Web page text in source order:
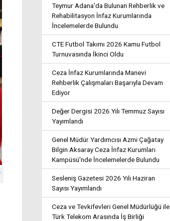
Teymur Adana'da Bulunan Rehberlik ve
Rehabilitasyon İnfaz Kurumlarında
İncelemelerde Bulundu
CTE Futbol Takımı 2026 Kamu Futbol
Turnuvasında İkinci Oldu
Ceza İnfaz Kurumlarında Manevi
Rehberlik Çalışmaları Başarıyla Devam
Ediyor
Değer Dergisi 2026 Yılı Temmuz Sayısı
Yayımlandı
Genel Müdür Yardımcısı Azmi Çağatay
Bilgin Aksaray Ceza İnfaz Kurumları
Kampüsü'nde İncelemelerde Bulundu
Sesleniş Gazetesi 2026 Yılı Haziran
Sayısı Yayımlandı
Ceza ve Tevkifevleri Genel Müdürlüğü ile
Türk Telekom Arasında İş Birliği